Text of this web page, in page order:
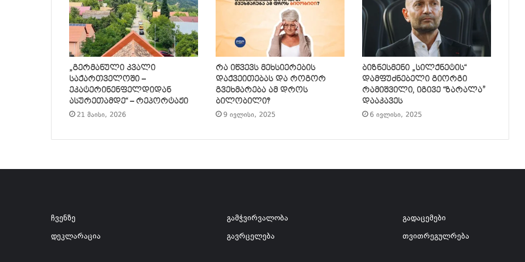
„გერმანული კვალი
საქართველოში –
ეკატერინენფელდიდან
ასურეთამდე“ – რეპორტაჟი
21 მაისი, 2026
რა იწვევს მეხსიერების
დაქვეითებას და როგორ
გვეხმარება ამ დროს
ბილობილი?
9 ივლისი, 2025
ბიზნესმენი „სილქნეტის“
დამფუძნებელი გიორგი
რამიშვილი, იგივე “ზარალა”
დააკავეს
6 ივლისი, 2025
ჩვენზე
დეკლარაცია
გამჭვირვალობა
გავრცელება
გადაცემები
თვითრეგულრება